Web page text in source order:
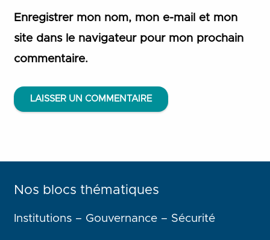
Enregistrer mon nom, mon e-mail et mon
site dans le navigateur pour mon prochain
commentaire.
LAISSER UN COMMENTAIRE
Nos blocs thématiques
Institutions – Gouvernance – Sécurité